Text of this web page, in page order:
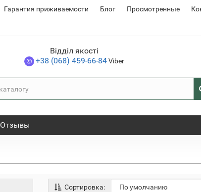
Гарантия приживаемости Блог Просмотренные (0)
Відділ якості
+38 (068) 459-66-84Viber
Отзывы
Сортировка: